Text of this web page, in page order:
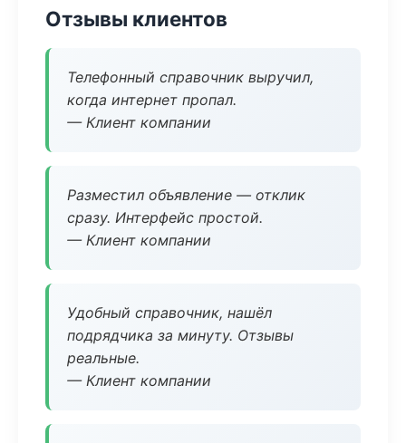
Отзывы клиентов
Телефонный справочник выручил,
когда интернет пропал.
— Клиент компании
Разместил объявление — отклик
сразу. Интерфейс простой.
— Клиент компании
Удобный справочник, нашёл
подрядчика за минуту. Отзывы
реальные.
— Клиент компании